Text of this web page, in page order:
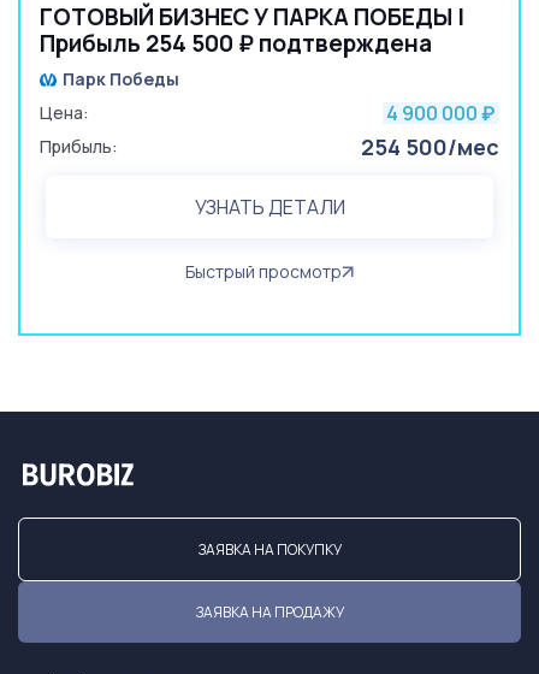
ГОТОВЫЙ БИЗНЕС У ПАРКА ПОБЕДЫ |
Прибыль 254 500 ₽ подтверждена
Парк Победы
Цена:
4 900 000 ₽
Прибыль: 254 500/мес
УЗНАТЬ ДЕТАЛИ
Быстрый просмотр
ЗАЯВКА НА ПОКУПКУ
ЗАЯВКА НА ПРОДАЖУ